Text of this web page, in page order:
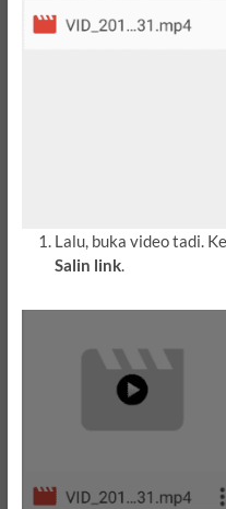
Lalu, buka video tadi.
Salin link.